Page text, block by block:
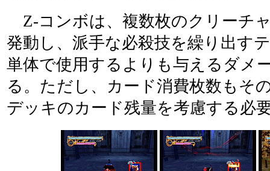
Z-コンボは、複数枚のクリーチ
発動し、派手な必殺技を繰り出す
単体で使用するよりも与えるダメ
る。ただし、カード消費枚数もそ
デッキのカード残量を考慮する必